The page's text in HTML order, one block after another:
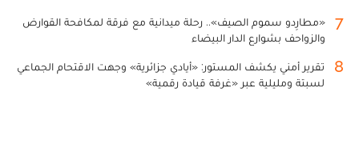
7
«مطارِدو سموم الصيف».. رحلة ميدانية مع فرقة لمكافحة القوارض
والزواحف بشوارع الدار البيضاء
8
تقرير أمني يكشف المستور: «أيادي جزائرية» وجهت الاقتحام الجماعي
لسبتة ومليلية عبر «غرفة قيادة رقمية»